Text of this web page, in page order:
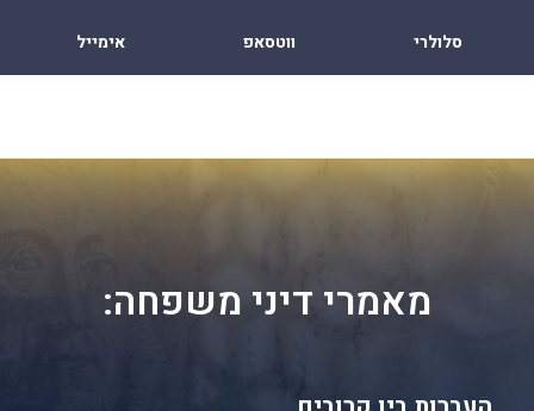
סלולרי ווטסאפ אימייל
מאמרי דיני משפחה: